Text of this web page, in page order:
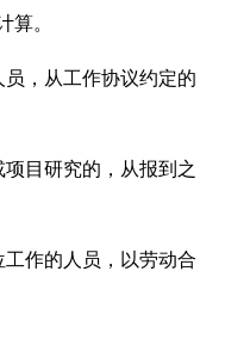
算。
，从工作协议约定的
目研究的，从报到之
作的人员，以劳动合